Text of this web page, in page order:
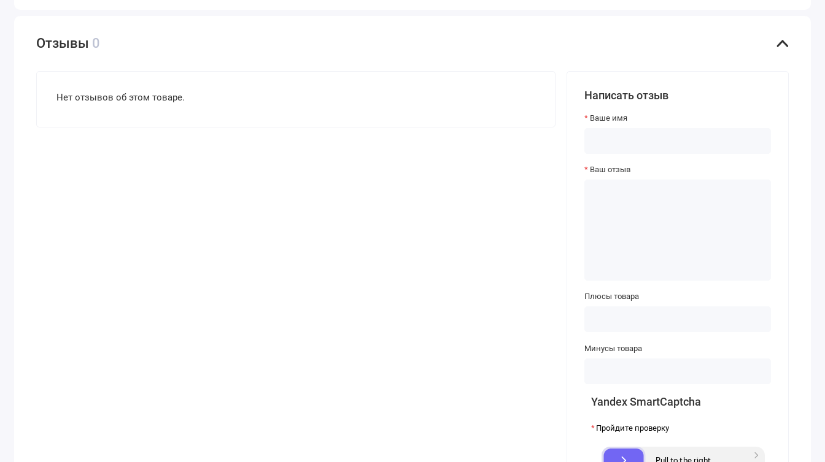
Отзывы 0
Нет отзывов об этом товаре. Написать отзыв
Ваше имя
Ваш отзыв
Плюсы товара
Минусы товара
Yandex SmartCaptcha
Пройдите проверку